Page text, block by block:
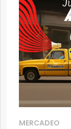
MERCADEO